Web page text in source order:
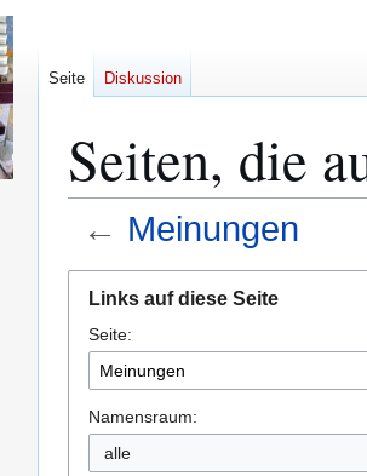
Seiten, die
← Meinungen
Navigation
springen
Suche
springen
Links auf diese Seite
Seite:
Namensraum:
alle
Seite Diskussion